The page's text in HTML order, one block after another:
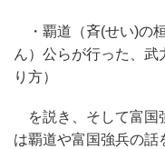
・覇道（斉(せい)の
ん）公らが行った、
り方）
を説き、そして富国
は覇道や富国強兵の話